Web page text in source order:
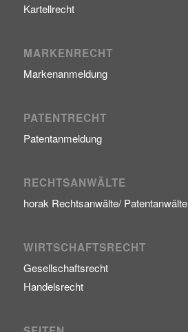
Kartellrecht
MARKENRECHT
Markenanmeldung
PATENTRECHT
Patentanmeldung
RECHTSANWÄLTE
horak Rechtsanwälte/ Patentanwälte
WIRTSCHAFTSRECHT
Gesellschaftsrecht
Handelsrecht